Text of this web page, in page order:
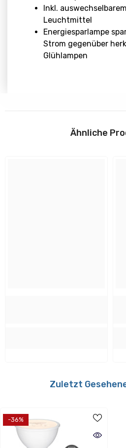
Inkl.
Leuchtmittel
Energiesparlampe
Strom gegenüber
Glühlampen
Energieverbrauch
Energieeffizientsklasse:
Ähnliche
Zuletzt
-36%